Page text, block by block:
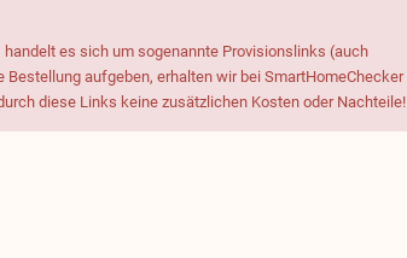
es sich um sogenannte Provisionslinks (auch
aufgeben, erhalten wir bei SmartHomeChecker
diese Links keine zusätzlichen Kosten oder Nachteile!